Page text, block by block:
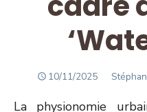
POSTED
10/11/2025 Author
La physionomie